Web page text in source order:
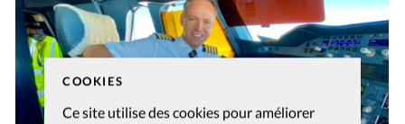
COOKIES
Ce site utilise des cookies pour améliorer